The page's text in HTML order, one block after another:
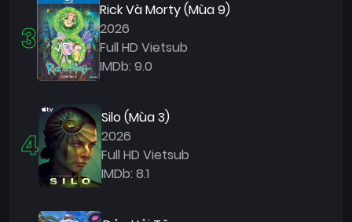
3
Rick Và Morty (Mùa 9)
2026
Full HD Vietsub
IMDb: 9.0
4
Silo (Mùa 3)
2026
Full HD Vietsub
IMDb: 8.1